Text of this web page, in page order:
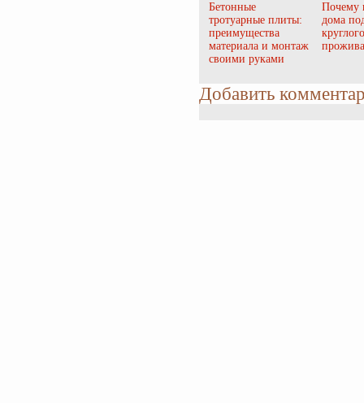
Бетонные
тротуарные плиты:
преимущества
материала и монтаж
своими руками
Почему
дома
Добавить